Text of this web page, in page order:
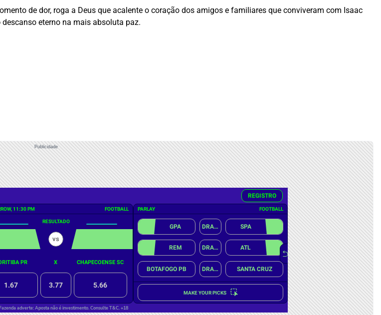
de dor, roga a Deus que acalente o coração dos amigos e familiares que conviveram com Isaac
eterno na mais absoluta paz.
Publicidade